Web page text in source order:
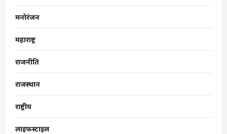
मनोरंजन
महाराष्ट्र
राजनीति
राजस्थान
राष्ट्रीय
लाइफस्टाइल